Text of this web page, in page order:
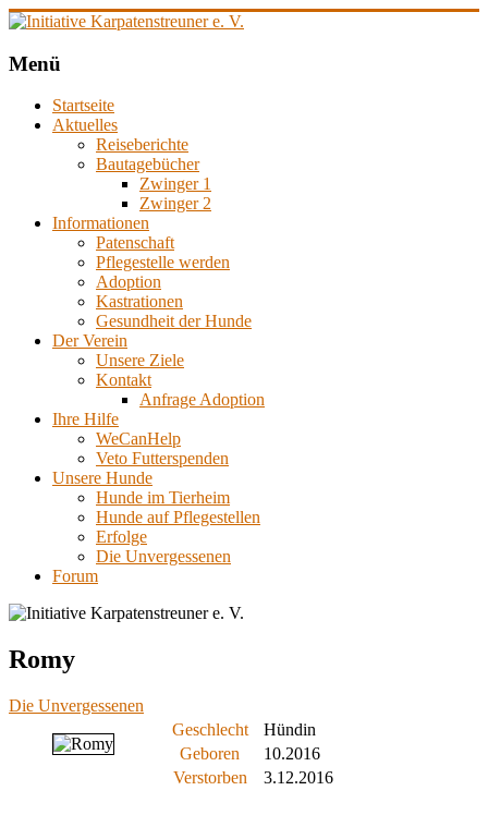
Zum
springen
Initiative
Tierschutz
Menü
Startseite
Aktuelles
Reiseberichte
Bautagebücher
Zwinger 1
Zwinger 2
Informationen
Patenschaft
Pflegestelle werden
Adoption
Kastrationen
Gesundheit der Hunde
Der Verein
Unsere Ziele
Kontakt
Anfrage Adoption
Ihre Hilfe
WeCanHelp
Veto Futterspenden
Unsere Hunde
Hunde im Tierheim
Hunde auf Pflegestellen
Erfolge
Die Unvergessenen
Forum
Romy
Die Unvergessenen
Geschlecht
Hündin
Geboren
10.2016
Verstorben
3.12.2016